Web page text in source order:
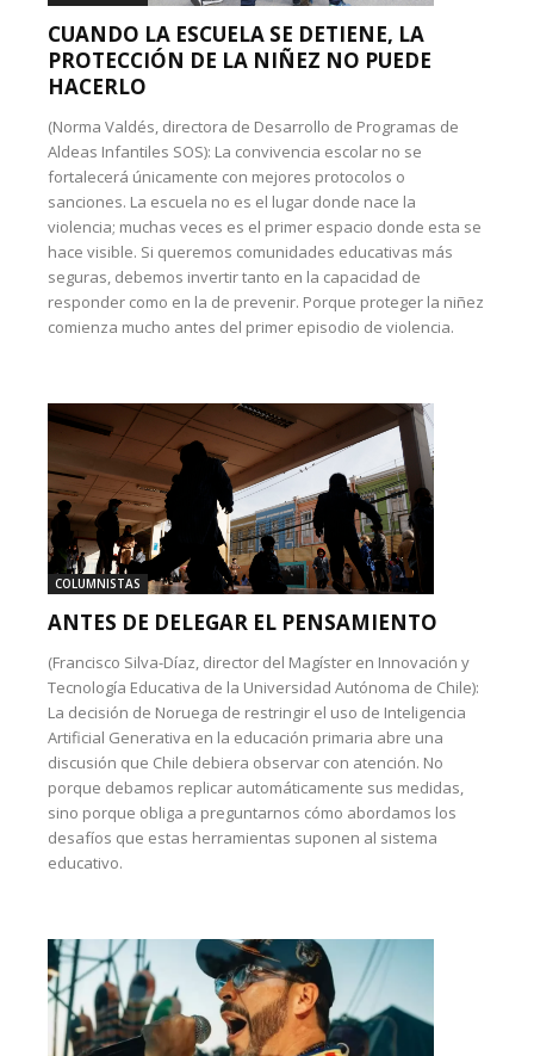
CUANDO LA ESCUELA SE DETIENE, LA
PROTECCIÓN DE LA NIÑEZ NO PUEDE
HACERLO
(Norma Valdés, directora de Desarrollo de Programas de
Aldeas Infantiles SOS): La convivencia escolar no se
fortalecerá únicamente con mejores protocolos o
sanciones. La escuela no es el lugar donde nace la
violencia; muchas veces es el primer espacio donde esta se
hace visible. Si queremos comunidades educativas más
seguras, debemos invertir tanto en la capacidad de
responder como en la de prevenir. Porque proteger la niñez
comienza mucho antes del primer episodio de violencia.
COLUMNISTAS
ANTES DE DELEGAR EL PENSAMIENTO
(Francisco Silva-Díaz, director del Magíster en Innovación y
Tecnología Educativa de la Universidad Autónoma de Chile):
La decisión de Noruega de restringir el uso de Inteligencia
Artificial Generativa en la educación primaria abre una
discusión que Chile debiera observar con atención. No
porque debamos replicar automáticamente sus medidas,
sino porque obliga a preguntarnos cómo abordamos los
desafíos que estas herramientas suponen al sistema
educativo.